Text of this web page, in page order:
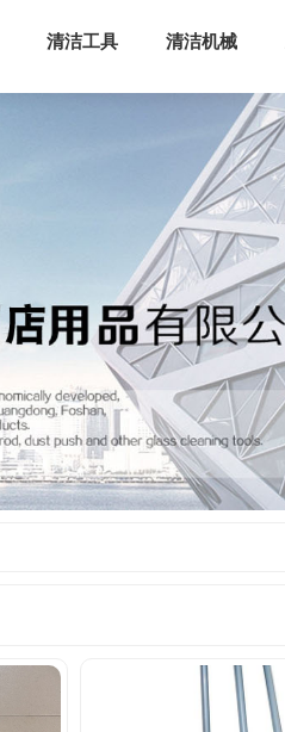
清洁工具 清洁机械